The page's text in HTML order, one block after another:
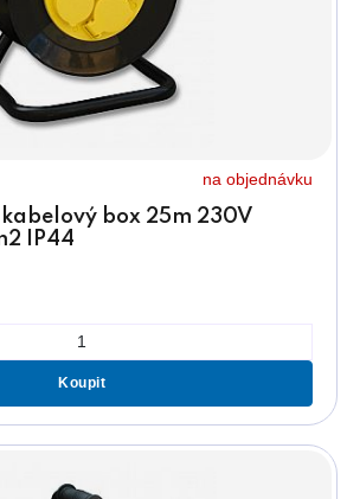
na objednávku
kabelový box 25m 230V
IP44
Koupit